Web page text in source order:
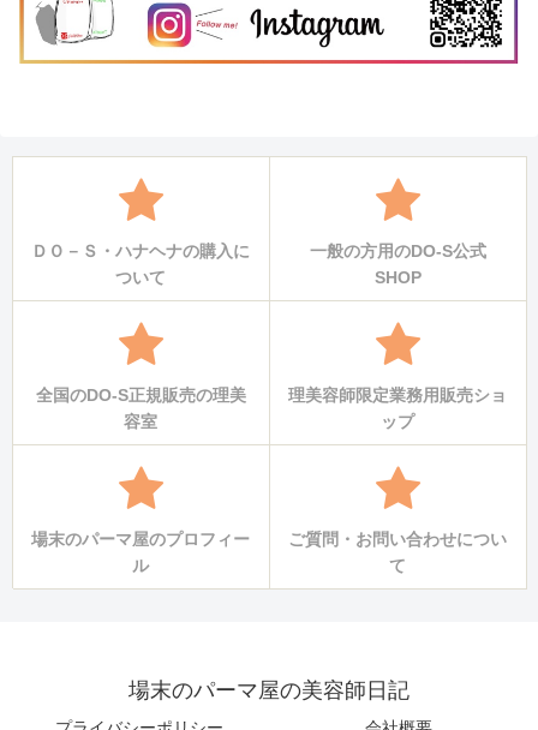
ＤＯ－Ｓ・ハナヘナの購入に
ついて
一般の方用のDO-S公式
SHOP
全国のDO-S正規販売の理美
容室
理美容師限定業務用販売ショ
ップ
場末のパーマ屋のプロフィー
ル
ご質問・お問い合わせについ
て
場末のパーマ屋の美容師日記